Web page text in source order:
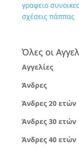
γραφειο
σχέσεις πάππας
Όλες οι
Αγγελίες
Άνδρες
Άνδρες 20 ετών
Άνδρες 30 ετών
Άνδρες 40 ετών